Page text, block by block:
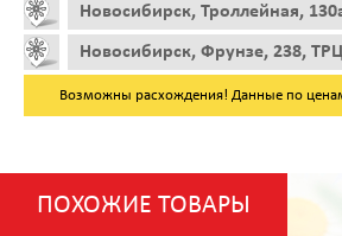
Новосибирск, Троллейная,
Новосибирск, Фрунзе, 238,
Возможны расхождения! Данные по
ПОХОЖИЕ ТОВАРЫ